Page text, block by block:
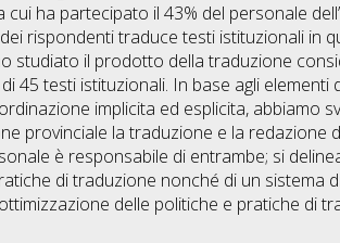
ha partecipato il 43% del personale
rispondenti traduce testi istituzionali in
studiato il prodotto della traduzione
45 testi istituzionali. In base agli elementi
implicita ed esplicita, abbiamo
provinciale la traduzione e la redazione
è responsabile di entrambe; si
di traduzione nonché di un sistema
delle politiche e pratiche di